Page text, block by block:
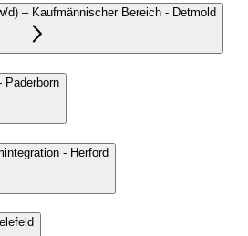
d) – Kaufmännischer Bereich - Detmold
Paderborn
- Herford